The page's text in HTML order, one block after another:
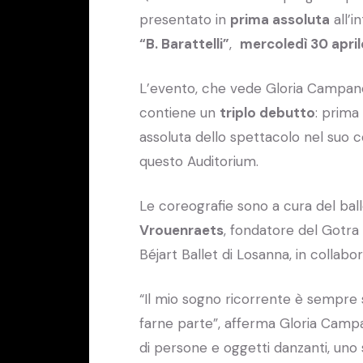
presentato in prima assoluta
“B. Barattelli”, mercoledì 30
L’evento, che vede Gloria
contiene un triplo debutto:
assoluta dello spettacolo nel suo
questo Auditorium.
Le coreografie sono a cura del
Vrouenraets, fondatore del
Béjart Ballet di Losanna, in
“Il mio sogno ricorrente è
farne parte”, afferma Gloria
di persone e oggetti danzanti,